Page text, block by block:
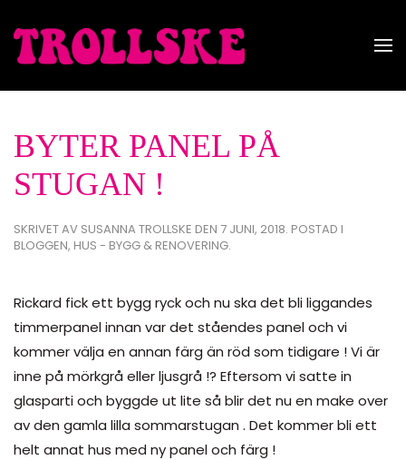
Skip to main content
BYTER PANEL PÅ
STUGAN !
SKRIVET AV SUSANNA TROLLSKE DEN 7 JUNI, 2018. POSTAD I
BLOGGEN, HUS - BYGG & RENOVERING.
Rickard fick ett bygg ryck och nu ska det bli liggandes
timmerpanel innan var det ståendes panel och vi
kommer välja en annan färg än röd som tidigare ! Vi är
inne på mörkgrå eller ljusgrå !? Eftersom vi satte in
glasparti och byggde ut lite så blir det nu en make over
av den gamla lilla sommarstugan . Det kommer bli ett
helt annat hus med ny panel och färg !